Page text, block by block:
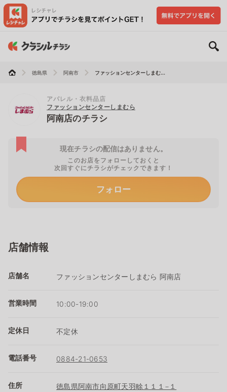
徳島県 阿南市 ファッションセンターしまむ...
アパレル・衣料品店
ファッションセンターしまむら
阿南店のチラシ
現在チラシの配信はありません。
このお店をフォローしておくと
次回すぐにチラシがチェックできます！
フォロー
店舗情報
店舗名 ファッションセンターしまむら 阿南店
営業時間 10:00-19:00
定休日 不定休
電話番号 0884-21-0653
住所 徳島県阿南市向原町天羽畭１１１−１